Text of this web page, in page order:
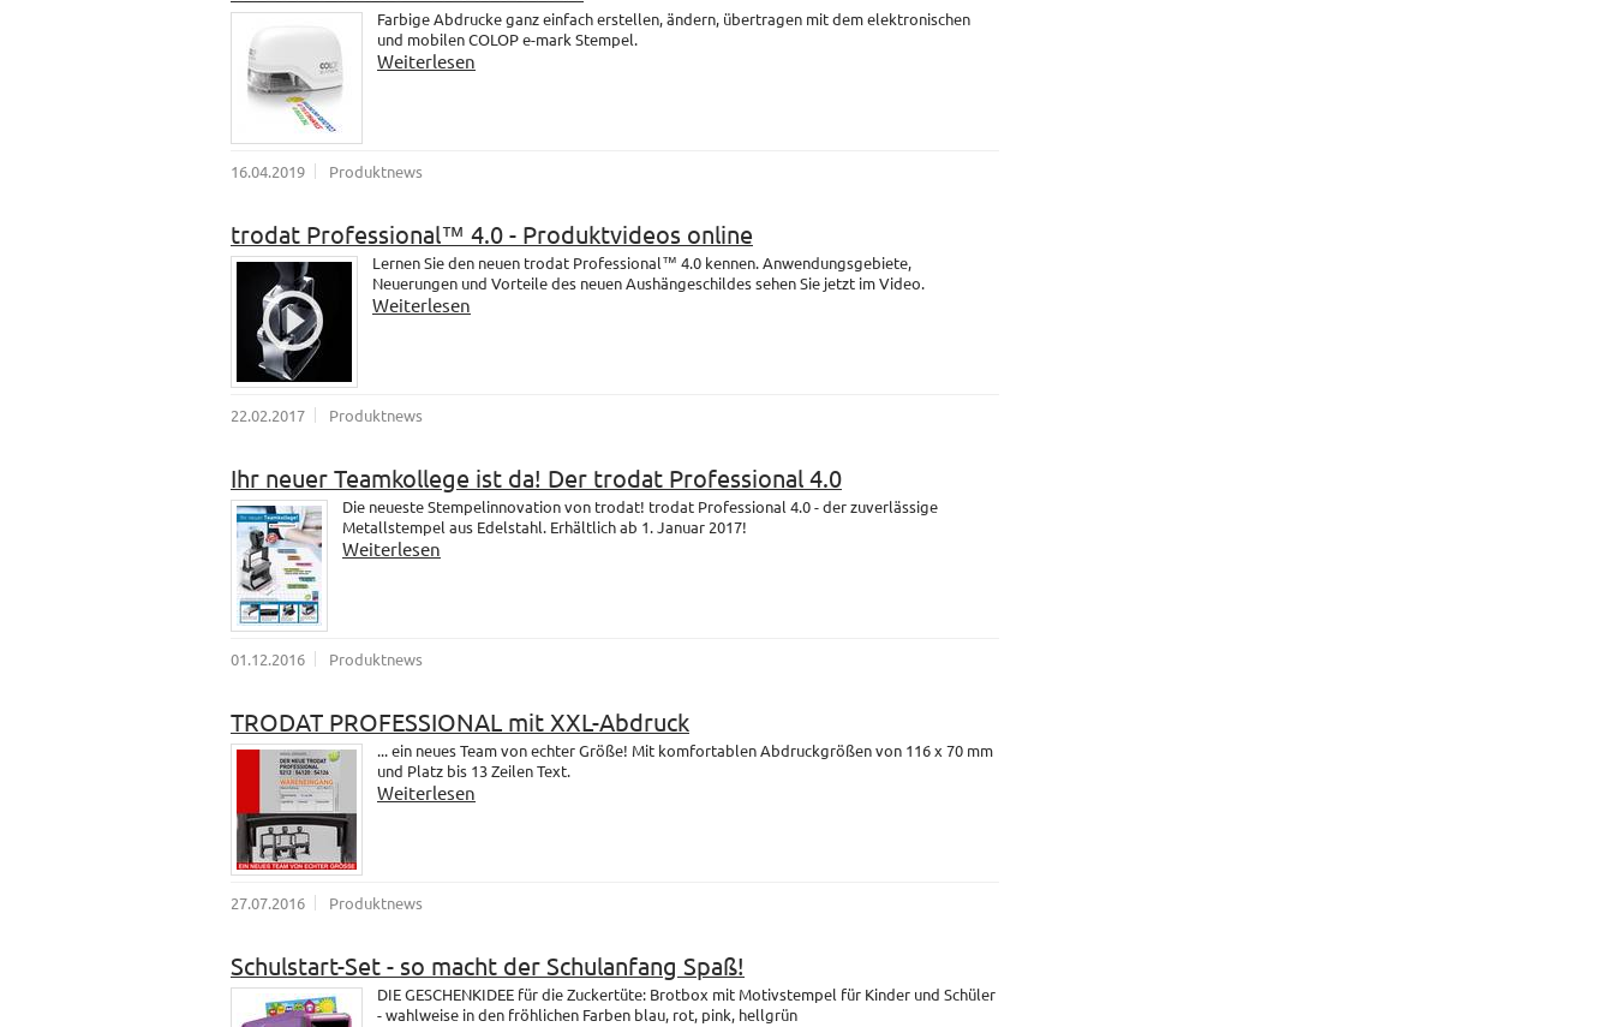
Farbige Abdrucke ganz einfach erstellen, ändern, übertragen mit dem elektronischen
und mobilen COLOP e-mark Stempel.
Weiterlesen
16.04.2019 Produktnews
trodat Professional™ 4.0 - Produktvideos online
Lernen Sie den neuen trodat Professional™ 4.0 kennen. Anwendungsgebiete,
Neuerungen und Vorteile des neuen Aushängeschildes sehen Sie jetzt im Video.
Weiterlesen
22.02.2017 Produktnews
Ihr neuer Teamkollege ist da! Der trodat Professional 4.0
Die neueste Stempelinnovation von trodat! trodat Professional 4.0 - der zuverlässige
Metallstempel aus Edelstahl. Erhältlich ab 1. Januar 2017!
Weiterlesen
01.12.2016 Produktnews
TRODAT PROFESSIONAL mit XXL-Abdruck
... ein neues Team von echter Größe! Mit komfortablen Abdruckgrößen von 116 x 70 mm
und Platz bis 13 Zeilen Text.
Weiterlesen
27.07.2016 Produktnews
Schulstart-Set - so macht der Schulanfang Spaß!
DIE GESCHENKIDEE für die Zuckertüte: Brotbox mit Motivstempel für Kinder und Schüler
- wahlweise in den fröhlichen Farben blau, rot, pink, hellgrün